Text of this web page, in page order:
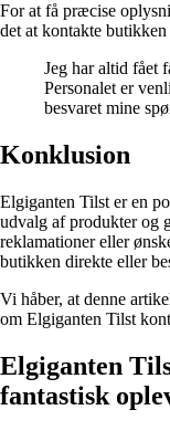
For at få præcise
det at kontakte butikken
Jeg har altid fået
Personalet er
besvaret mine
Konklusion
Elgiganten Tilst er en
udvalg af produkter og
reklamationer eller
butikken direkte eller
Vi håber, at denne
om Elgiganten Tilst
Elgiganten
fantastisk